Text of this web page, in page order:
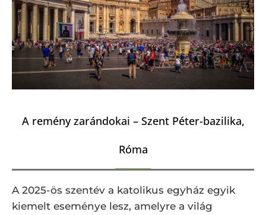
A remény zarándokai – Szent Péter-bazilika,
Róma
A 2025-ös szentév a katolikus egyház egyik
kiemelt eseménye lesz, amelyre a világ